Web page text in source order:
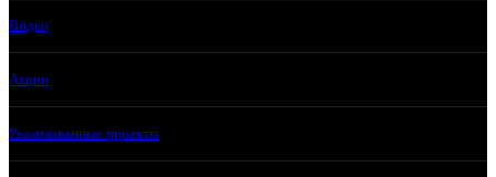
Видео
Акции
Реализованные проекты